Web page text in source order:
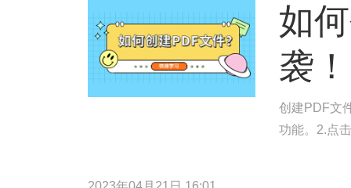
如
袭！
创建PDF文
功能。2.点